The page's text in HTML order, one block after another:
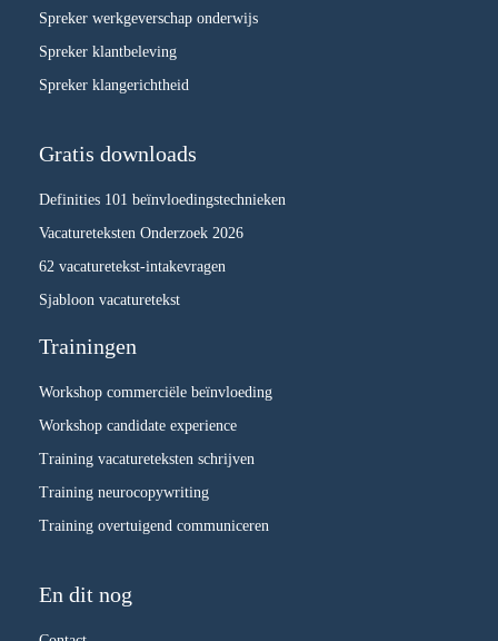
Spreker werkgeverschap onderwijs
Spreker klantbeleving
Spreker klangerichtheid
Gratis downloads
Definities 101 beïnvloedingstechnieken
Vacatureteksten Onderzoek 2026
62 vacaturetekst-intakevragen
Sjabloon vacaturetekst
Trainingen
Workshop commerciële beïnvloeding
Workshop candidate experience
Training vacatureteksten schrijven
Training neurocopywriting
Training overtuigend communiceren
En dit nog